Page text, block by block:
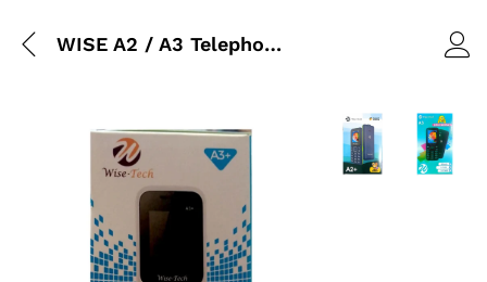
WISE A2 / A3 Telephone GSM Double SIM VGA 1000mAh Privacy Lock